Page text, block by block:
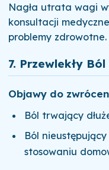
Nagła utrata wagi
konsultacji
problemy zdrowotne.
7. Przewlekły
Objawy do
Ból trwający
Ból
stosowaniu